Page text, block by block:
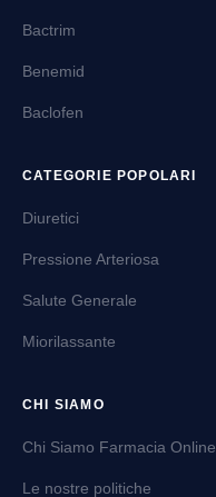
Bactrim
Benemid
Baclofen
CATEGORIE POPOLARI
Diuretici
Pressione Arteriosa
Salute Generale
Miorilassante
CHI SIAMO
Chi Siamo Farmacia Online
Le nostre politiche